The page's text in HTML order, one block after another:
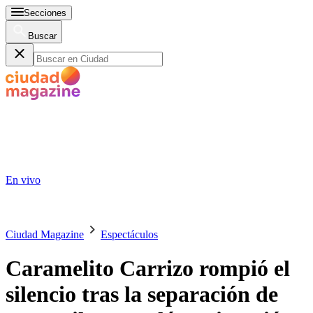
Secciones
Buscar
En vivo
Ciudad Magazine Espectáculos
Caramelito Carrizo rompió el
silencio tras la separación de